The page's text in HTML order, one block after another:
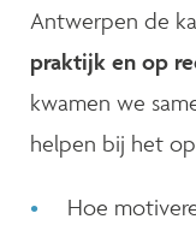
Antwerpen de
praktijk en op
kwamen we
helpen bij het
Hoe